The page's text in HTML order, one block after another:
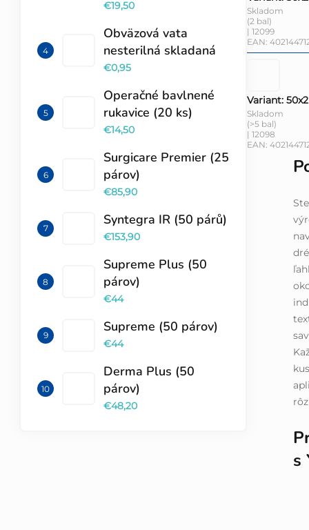
€19,50
Obväzová vata
nesterilná skladaná
€0,95
Operačné bavlnené
rukavice (20 ks)
€14,50
Surgicare Premier (25
párov)
€85,90
Syntegra IR (50 párů)
€153,90
Supreme Plus (50
párov)
€44
Supreme (50 párov)
€44
Derma Plus (50
párov)
€48,20
Skladom
(2 bal)
| 12099
EAN:
Variant:
Skladom
(>5 bal)
| 12098
EAN:
s